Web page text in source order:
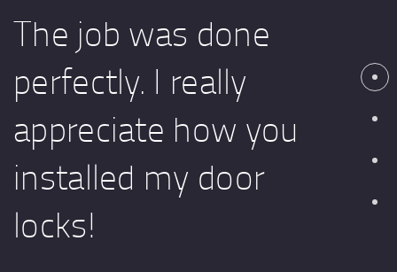
The job was done
perfectly. I really
appreciate how you
installed my door
locks!